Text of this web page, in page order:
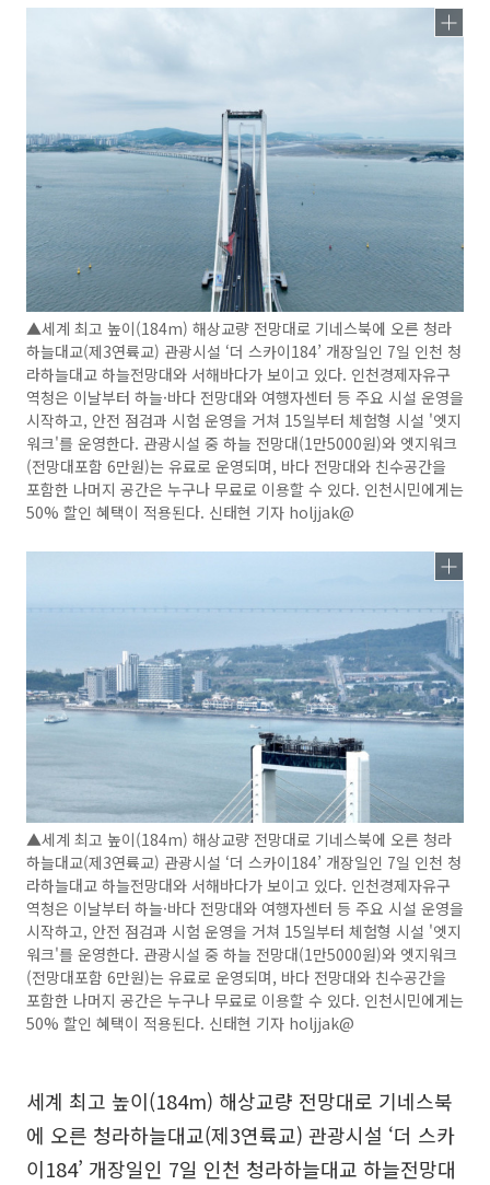
▲세계 최고 높이(184m) 해상교량 전망대로 기네스북에 오른 청라
하늘대교(제3연륙교) 관광시설 ‘더 스카이184’ 개장일인 7일 인천 청
라하늘대교 하늘전망대와 서해바다가 보이고 있다. 인천경제자유구
역청은 이날부터 하늘·바다 전망대와 여행자센터 등 주요 시설 운영을
시작하고, 안전 점검과 시험 운영을 거쳐 15일부터 체험형 시설 '엣지
워크'를 운영한다. 관광시설 중 하늘 전망대(1만5000원)와 엣지워크
(전망대포함 6만원)는 유료로 운영되며, 바다 전망대와 친수공간을
포함한 나머지 공간은 누구나 무료로 이용할 수 있다. 인천시민에게는
50% 할인 혜택이 적용된다. 신태현 기자 holjjak@
▲세계 최고 높이(184m) 해상교량 전망대로 기네스북에 오른 청라
하늘대교(제3연륙교) 관광시설 ‘더 스카이184’ 개장일인 7일 인천 청
라하늘대교 하늘전망대와 서해바다가 보이고 있다. 인천경제자유구
역청은 이날부터 하늘·바다 전망대와 여행자센터 등 주요 시설 운영을
시작하고, 안전 점검과 시험 운영을 거쳐 15일부터 체험형 시설 '엣지
워크'를 운영한다. 관광시설 중 하늘 전망대(1만5000원)와 엣지워크
(전망대포함 6만원)는 유료로 운영되며, 바다 전망대와 친수공간을
포함한 나머지 공간은 누구나 무료로 이용할 수 있다. 인천시민에게는
50% 할인 혜택이 적용된다. 신태현 기자 holjjak@
세계 최고 높이(184m) 해상교량 전망대로 기네스북
에 오른 청라하늘대교(제3연륙교) 관광시설 ‘더 스카
이184’ 개장일인 7일 인천 청라하늘대교 하늘전망대